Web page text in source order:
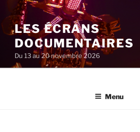
au
contenu
principal
LES ÉCRANS
DOCUMENTAIRES
Du 13 au 20 novembre 2026
Menu